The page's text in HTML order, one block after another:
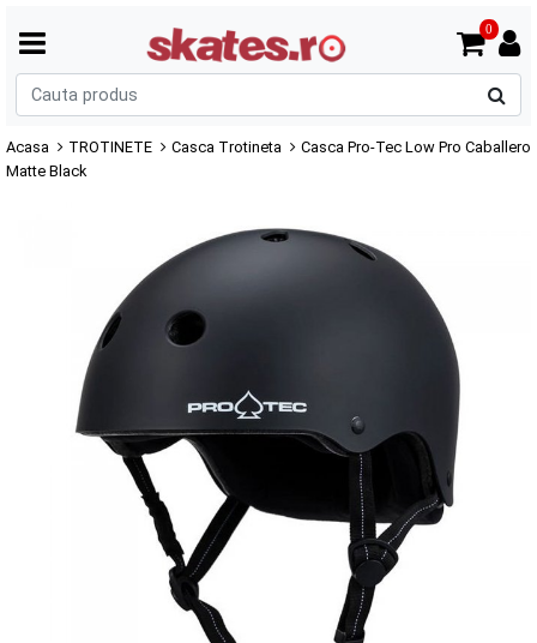
0
Acasa TROTINETE Casca Trotineta
Casca Pro-Tec Low Pro Caballero
Matte Black